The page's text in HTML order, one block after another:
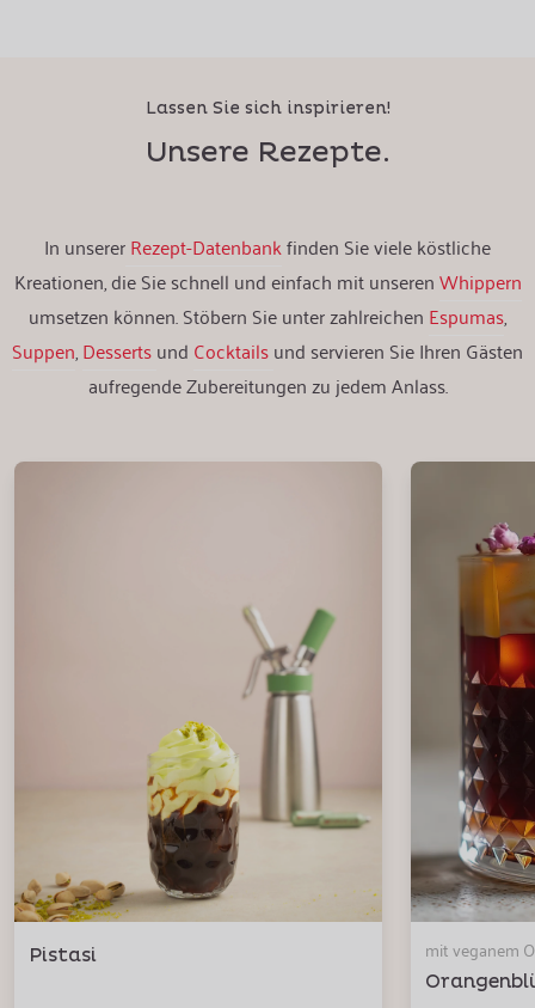
Lassen Sie sich inspirieren!
Unsere Rezepte.
In unsererRezept-Datenbankfinden Sie viele köstliche
Kreationen, die Sie schnell und einfach mit unserenWhippern
umsetzen können. Stöbern Sie unter zahlreichen Espumas,
Suppen,Dessertsund Cocktailsund servieren Sie Ihren Gästen
aufregende Zubereitungen zu jedem Anlass.
Pistasi mit veganem